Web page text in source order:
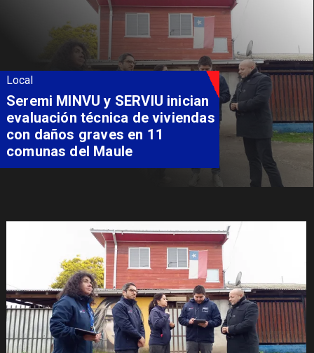
Local
Seremi MINVU y SERVIU inician
evaluación técnica de viviendas
con daños graves en 11
comunas del Maule